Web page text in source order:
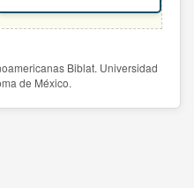
Biblat. Universidad
de México.